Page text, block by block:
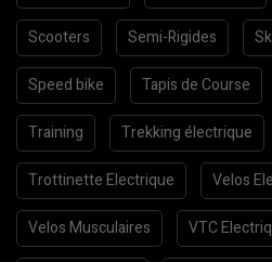
Scooters Semi-Rigides
Speed bike Tapis de Course
Training Trekking électrique
Trottinette Electrique Velos
Velos Musculaires VTC